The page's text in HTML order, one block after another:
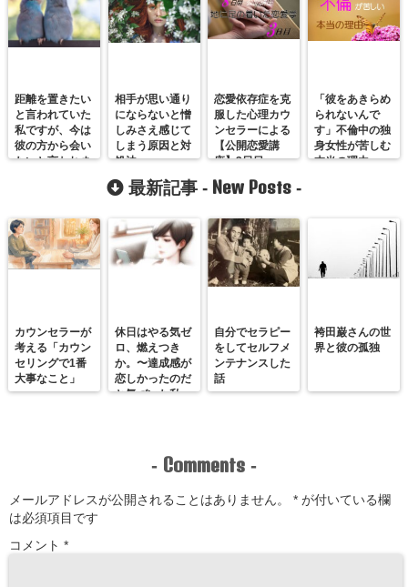
距離を置きたい
と言われていた
私ですが、今は
彼の方から会い
たいと言われま
相手が思い通り
にならないと憎
しみさえ感じて
しまう原因と対
処法
恋愛依存症を克
服した心理カウ
ンセラーによる
【公開恋愛講
座】3日目
「彼をあきらめ
られないんで
す」不倫中の独
身女性が苦しむ
本当の理由
最新記事 - New Posts -
カウンセラーが
考える「カウン
セリングで1番
大事なこと」
休日はやる気ゼ
ロ、燃えつき
か。〜達成感が
恋しかったのだ
と気づいた私
自分でセラピー
をしてセルフメ
ンテナンスした
話
袴田巌さんの世
界と彼の孤独
- Comments -
メールアドレスが公開されることはありません。 * が付いている欄
は必須項目です
コメント *